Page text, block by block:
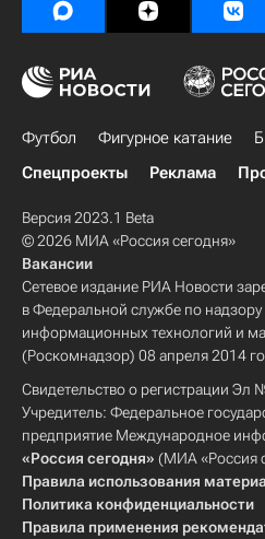
Футбол Фигурное катание
Спецпроекты
Реклама
Версия 2023.1 Beta
© 2026 МИА «Россия сегодня»
Вакансии
Сетевое издание РИА Новости
в Федеральной службе по надзору
информационных технологий и
(Роскомнадзор) 08 апреля 2014
Свидетельство о регистрации
Учредитель: Федеральное
предприятие Международное
«Россия сегодня» (МИА «Россия
Правила использования
Политика конфиденциальности
Правила применения